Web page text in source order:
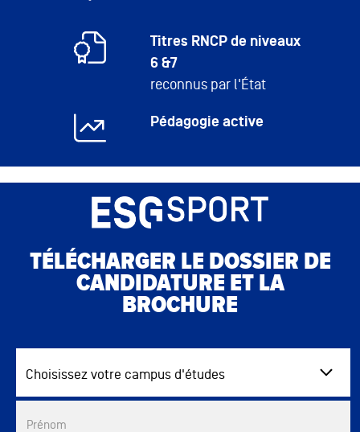
Titres RNCP de niveaux
6 &7
reconnus par l'État
Pédagogie active
TÉLÉCHARGER LE DOSSIER DE
CANDIDATURE ET LA
BROCHURE
Choisissez votre campus d'études
Prénom